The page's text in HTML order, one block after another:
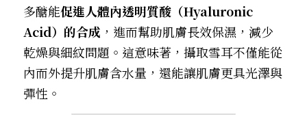
多醣能促進人體內透明質酸（Hyaluronic
Acid）的合成 ，進而幫助肌膚長效保濕，減少
乾燥與細紋問題。這意味著，攝取雪耳不僅能從
內而外提升肌膚含水量，還能讓肌膚更具光澤與
彈性。